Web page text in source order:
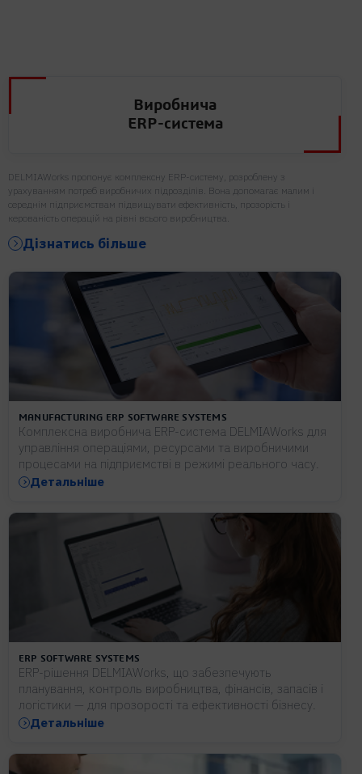
Виробнича
ERP-система
DELMIAWorks пропонує комплексну ERP-систему, розроблену з
урахуванням потреб виробничих підрозділів. Вона допомагає малим і
середнім підприємствам підвищувати ефективність, прозорість і
керованість операцій на рівні всього виробництва.
Дізнатись більше
MANUFACTURING ERP SOFTWARE SYSTEMS
Комплексна виробнича ERP-система DELMIAWorks для
управління операціями, ресурсами та виробничими
процесами на підприємстві в режимі реального часу.
Детальніше
ERP SOFTWARE SYSTEMS
ERP-рішення DELMIAWorks, що забезпечують
планування, контроль виробництва, фінансів, запасів і
логістики — для прозорості та ефективності бізнесу.
Детальніше